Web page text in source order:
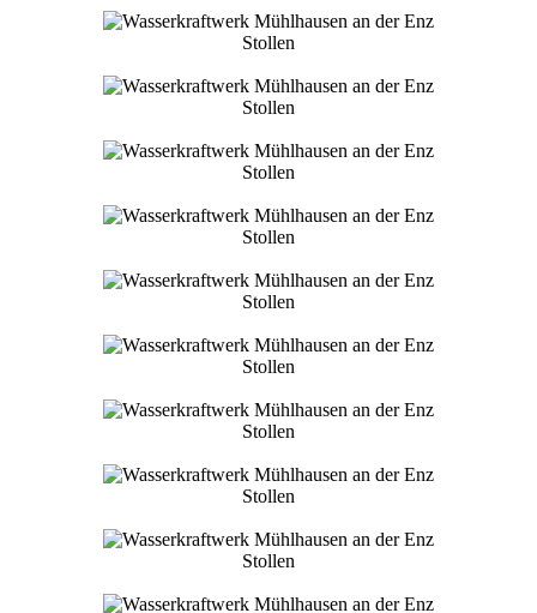
Stollen
Stollen
Stollen
Stollen
Stollen
Stollen
Stollen
Stollen
Stollen